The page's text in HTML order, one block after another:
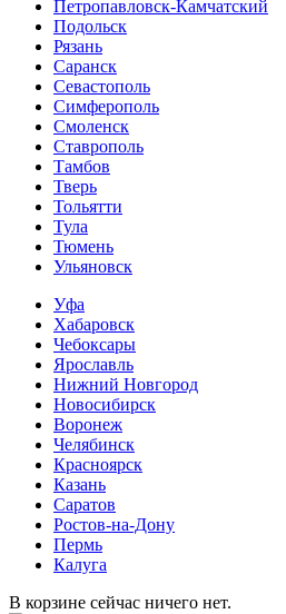
Петропавловск-Камчатский
Подольск
Рязань
Саранск
Севастополь
Симферополь
Смоленск
Ставрополь
Тамбов
Тверь
Тольятти
Тула
Тюмень
Ульяновск
Уфа
Хабаровск
Чебоксары
Ярославль
Нижний Новгород
Новосибирск
Воронеж
Челябинск
Красноярск
Казань
Саратов
Ростов-на-Дону
Пермь
Калуга
В корзине сейчас ничего нет.